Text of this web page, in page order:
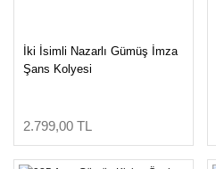
İki İsimli Nazarlı Gümüş İmza
Şans Kolyesi
2.799,00 TL